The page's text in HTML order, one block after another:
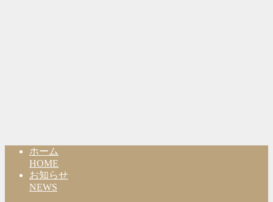
ホーム
HOME
お知らせ
NEWS